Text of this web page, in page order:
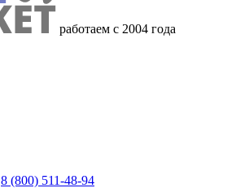
работаем с 2004 года
8 (800) 511-48-94